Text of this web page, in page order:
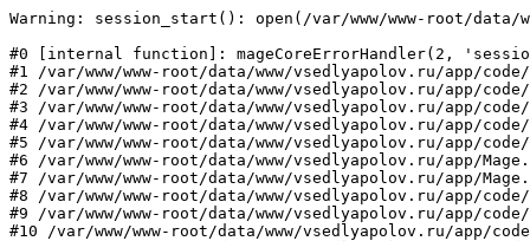
Warning: session_start(): open(/var/www/www-root/data/
#0 [internal function]: mageCoreErrorHandler(2,
#1 /var/www/www-root/data/www/vsedlyapolov.ru/app/
#2 /var/www/www-root/data/www/vsedlyapolov.ru/app/
#3 /var/www/www-root/data/www/vsedlyapolov.ru/app/
#4 /var/www/www-root/data/www/vsedlyapolov.ru/app/
#5 /var/www/www-root/data/www/vsedlyapolov.ru/app/
#6 /var/www/www-root/data/www/vsedlyapolov.ru/app/
#7 /var/www/www-root/data/www/vsedlyapolov.ru/app/
#8 /var/www/www-root/data/www/vsedlyapolov.ru/app/
#9 /var/www/www-root/data/www/vsedlyapolov.ru/app/
#10 /var/www/www-root/data/www/vsedlyapolov.ru/app/